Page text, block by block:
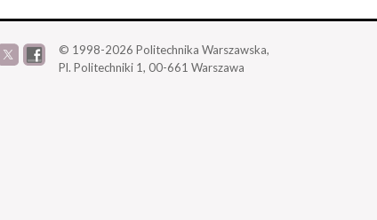
© 1998-2026 Politechnika Warszawska,
Pl. Politechniki 1, 00-661 Warszawa